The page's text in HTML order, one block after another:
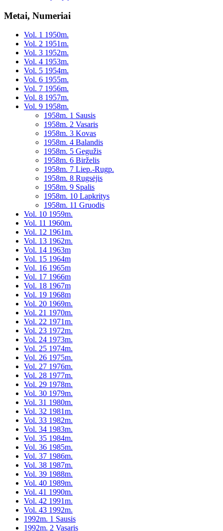
Metai, Numeriai
Vol. 1 1950m.
Vol. 2 1951m.
Vol. 3 1952m.
Vol. 4 1953m.
Vol. 5 1954m.
Vol. 6 1955m.
Vol. 7 1956m.
Vol. 8 1957m.
Vol. 9 1958m.
1958m. 1 Sausis
1958m. 2 Vasaris
1958m. 3 Kovas
1958m. 4 Balandis
1958m. 5 Gegužis
1958m. 6 Birželis
1958m. 7 Liep.-Rugp.
1958m. 8 Rugsėjis
1958m. 9 Spalis
1958m. 10 Lapkritys
1958m. 11 Gruodis
Vol. 10 1959m.
Vol. 11 1960m.
Vol. 12 1961m.
Vol. 13 1962m.
Vol. 14 1963m
Vol. 15 1964m
Vol. 16 1965m
Vol. 17 1966m
Vol. 18 1967m
Vol. 19 1968m
Vol. 20 1969m.
Vol. 21 1970m.
Vol. 22 1971m.
Vol. 23 1972m.
Vol. 24 1973m.
Vol. 25 1974m.
Vol. 26 1975m.
Vol. 27 1976m.
Vol. 28 1977m.
Vol. 29 1978m.
Vol. 30 1979m.
Vol. 31 1980m.
Vol. 32 1981m.
Vol. 33 1982m.
Vol. 34 1983m.
Vol. 35 1984m.
Vol. 36 1985m.
Vol. 37 1986m.
Vol. 38 1987m.
Vol. 39 1988m.
Vol. 40 1989m.
Vol. 41 1990m.
Vol. 42 1991m.
Vol. 43 1992m.
1992m. 1 Sausis
1992m. 2 Vasaris